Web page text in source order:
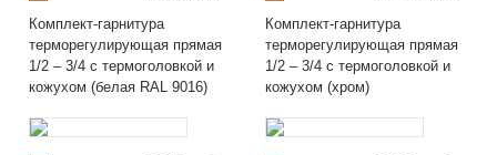
Комплект-гарнитура
терморегулирующая прямая
1/2 – 3/4 с термоголовкой и
кожухом (белая RAL 9016)
Комплект-гарнитура
терморегулирующая прямая
1/2 – 3/4 с термоголовкой и
кожухом (хром)